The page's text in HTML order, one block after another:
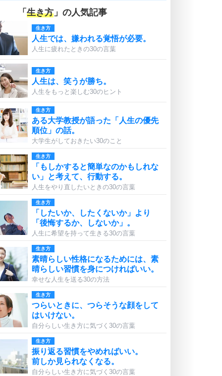
「 生き方 」の人気記事
生き方
人生では、嫌われる覚悟が必要。
人生に疲れたときの30の言葉
生き方
人生は、笑うが勝ち。
人生をもっと楽しむ30のヒント
生き方
ある大学教授が語った「人生の優先
順位」の話。
大学生がしておきたい30のこと
生き方
「もしかすると簡単なのかもしれな
い」と考えて、行動する。
人生をやり直したいときの30の言葉
生き方
「したいか、したくないか」より
「後悔するか、しないか」。
人生に希望を持って生きる30の言葉
生き方
素晴らしい性格になるためには、素
晴らしい習慣を身につければいい。
幸せな人生を送る30の方法
生き方
つらいときに、つらそうな顔をして
はいけない。
自分らしい生き方に気づく30の言葉
生き方
振り返る習慣をやめればいい。
前しか見られなくなる。
自分らしい生き方に気づく30の言葉